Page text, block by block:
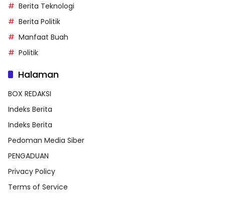
Berita Teknologi
Berita Politik
Manfaat Buah
Politik
Halaman
BOX REDAKSI
Indeks Berita
Indeks Berita
Pedoman Media Siber
PENGADUAN
Privacy Policy
Terms of Service